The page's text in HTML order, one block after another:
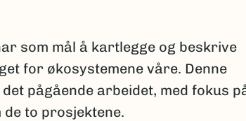
som mål å kartlegge og beskrive
for økosystemene våre. Denne
pågående arbeidet, med fokus
to prosjektene.